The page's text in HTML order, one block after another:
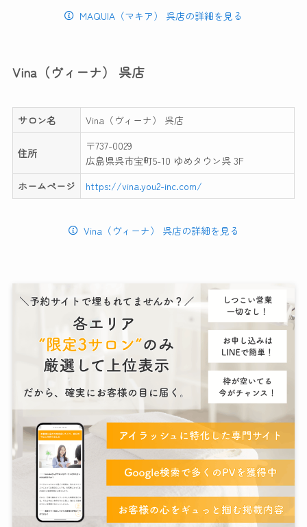
MAQUIA（マキア） 呉店の詳細を見る
Vina（ヴィーナ） 呉店
サロン名 Vina（ヴィーナ） 呉店
住所
〒737-0029
広島県呉市宝町5-10 ゆめタウン呉 3F
ホームページ
https://vina.you2-inc.com/
Vina（ヴィーナ） 呉店の詳細を見る